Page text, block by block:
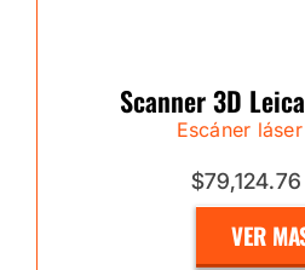
Scanner 3D
Escáner
$79,124.76
VER